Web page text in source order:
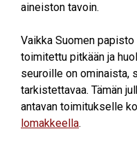
aineiston tavoin.
Vaikka Suomen
toimitettu pitkään ja
seuroille on ominaista,
tarkistettavaa. Tämän
antavan toimitukselle
lomakkeella.